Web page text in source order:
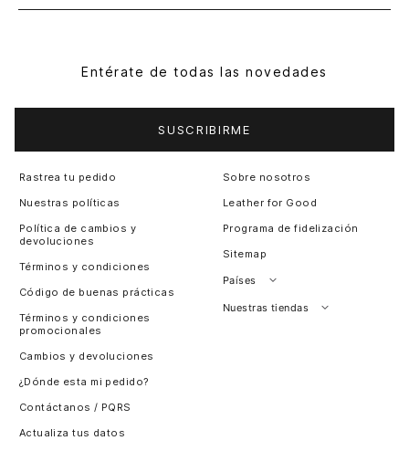
Entérate de todas las novedades
SUSCRIBIRME
Rastrea tu pedido
Nuestras políticas
Política de cambios y
devoluciones
Términos y condiciones
Código de buenas prácticas
Términos y condiciones
promocionales
Cambios y devoluciones
¿Dónde esta mi pedido?
Contáctanos / PQRS
Actualiza tus datos
Sobre nosotros
Leather for Good
Programa de fidelización
Sitemap
Países
Perú
Nuestras tiendas